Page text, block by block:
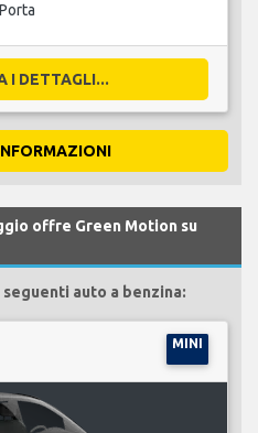
I DETTAGLI...
offre Green Motion su
auto a benzina:
MINI